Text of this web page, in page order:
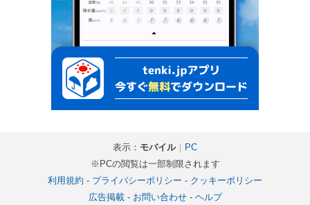
表示： モバイル｜ PC
※PCの閲覧は一部制限されます
利用規約 - プライバシーポリシー - クッキーポリシー
広告掲載- お問い合わせ- ヘルプ